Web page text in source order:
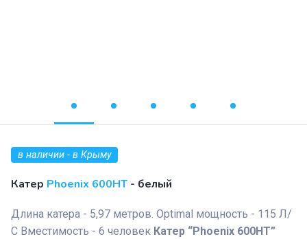
в наличии - в Крыму
Катер Phoenix 600HT - белый
Длина катера - 5,97 метров. Optimal мощность - 115 Л/
С Вместимость - 6 человек Катер “Phoenix 600HT”